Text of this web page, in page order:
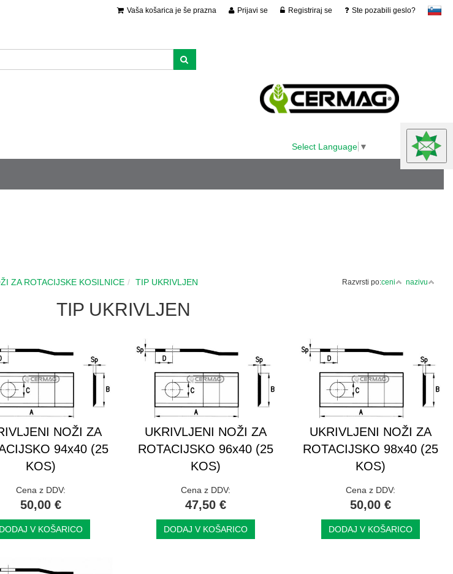
slovensko
Prijavi se Registriraj se Ste pozabili geslo?
Vaša košarica je še prazna
Select Language ▼
ZA ROTACIJSKE KOSILNICE TIP UKRIVLJEN Razvrsti po:ceni nazivu
TIP UKRIVLJEN
NOŽI ZA
94x40 (25
KOS)
Cena z DDV:
50,00 €
DODAJ V KOŠARICO
UKRIVLJENI NOŽI ZA
ROTACIJSKO 96x40 (25
KOS)
Cena z DDV:
47,50 €
DODAJ V KOŠARICO
UKRIVLJENI NOŽI ZA
ROTACIJSKO 98x40 (25
KOS)
Cena z DDV:
50,00 €
DODAJ V KOŠARICO